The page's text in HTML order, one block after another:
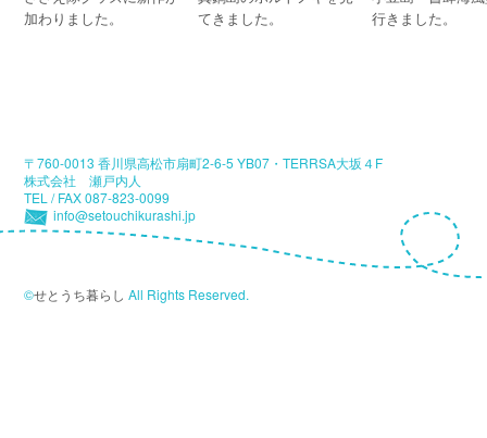
加わりました。
てきました。
行きました。
〒760-0013 香川県高松市扇町2-6-5 YB07・TERRSA大坂４F
株式会社 瀬戸内人
TEL / FAX 087-823-0099
info@setouchikurashi.jp
©せとうち暮らし All Rights Reserved.